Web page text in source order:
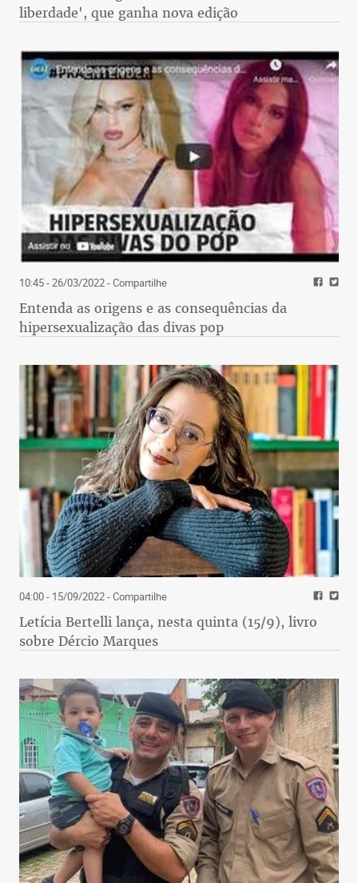
liberdade', que ganha nova edição
10:45 - 26/03/2022- Compartilhe
Entenda as origens e as consequências da
hipersexualização das divas pop
04:00 - 15/09/2022- Compartilhe
Letícia Bertelli lança, nesta quinta (15/9), livro
sobre Dércio Marques